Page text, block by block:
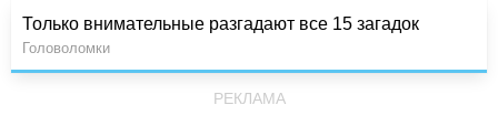
Только внимательные разгадают все 15 загадок
Головоломки
РЕКЛАМА